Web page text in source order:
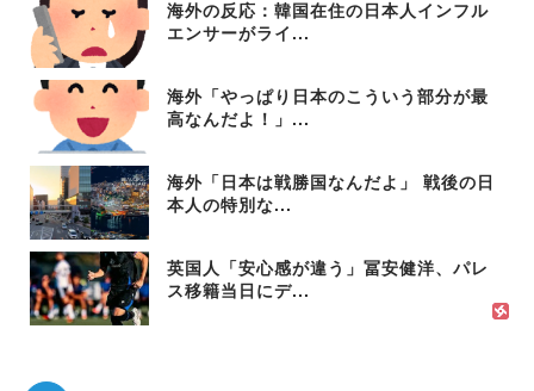
海外の反応：韓国在住の日本人インフル
エンサーがライ...
海外「やっぱり日本のこういう部分が最
高なんだよ！」...
海外「日本は戦勝国なんだよ」 戦後の日
本人の特別な...
英国人「安心感が違う」冨安健洋、パレ
ス移籍当日にデ...